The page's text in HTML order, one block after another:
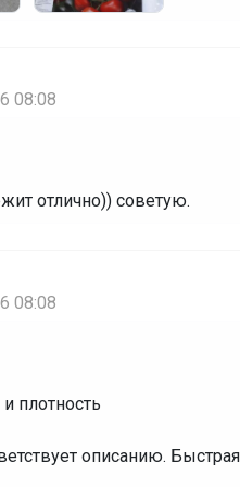
08:08
отлично)) советую.
08:08
плотность
описанию.